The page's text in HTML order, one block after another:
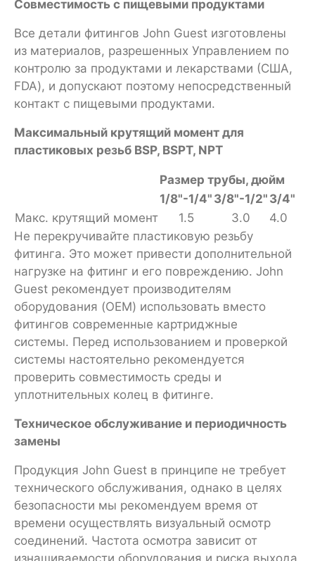
Совместимость с пищевыми продуктами
Все детали фитингов John Guest изготовлены
из материалов, разрешенных Управлением по
контролю за продуктами и лекарствами (США,
FDA), и допускают поэтому непосредственный
контакт с пищевыми продуктами.
Максимальный крутящий момент для
пластиковых резьб BSP, BSPT, NPT
Размер трубы, дюйм
1/8"-1/4" 3/8"-1/2" 3/4"
Макс. крутящий момент
1.5 3.0
4.0
Не перекручивайте пластиковую резьбу
фитинга. Это может привести дополнительной
нагрузке на фитинг и его повреждению. John
Guest рекомендует производителям
оборудования (OEM) использовать вместо
фитингов современные картриджные
системы. Перед использованием и проверкой
системы настоятельно рекомендуется
проверить совместимость среды и
уплотнительных колец в фитинге.
Техническое обслуживание и периодичность
замены
Продукция John Guest в принципе не требует
технического обслуживания, однако в целях
безопасности мы рекомендуем время от
времени осуществлять визуальный осмотр
соединений. Частота осмотра зависит от
изнашиваемости оборудования и риска выхода